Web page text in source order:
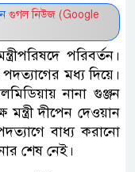
গুগল নিউজ (Google
পরিবর্তন।
মধ্য দিয়ে।
নানা গুঞ্জন
দীপেন দেওয়ান
বাধ্য করানো
শেষ নেই।